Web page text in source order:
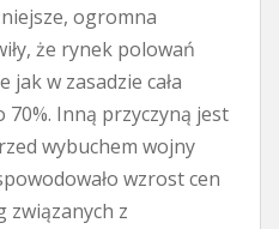
ogromna
że rynek polowań
w zasadzie cała
70%. Inną przyczyną jest
wybuchem wojny
wzrost cen
związanych z